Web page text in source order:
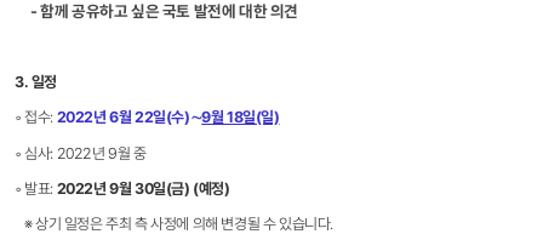
- 함께 공유하고 싶은 국토 발전에 대한 의견
3. 일정
◦ 접수: 2022년 6월 22일(수)∼9월 18일(일)
◦ 심사: 2022년 9월 중
◦ 발표: 2022년 9월 30일(금) (예정)
※ 상기 일정은 주최 측 사정에 의해 변경될 수 있습니다.